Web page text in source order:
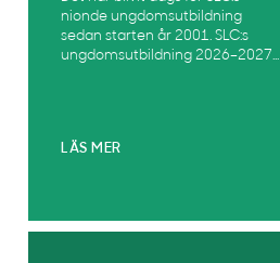
nionde ungdomsutbildning
sedan starten år 2001. SLC:s
ungdomsutbildning 2026–2027...
LÄS MER